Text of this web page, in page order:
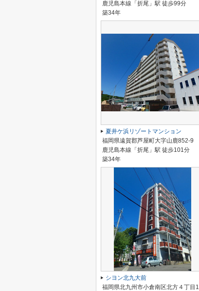
鹿児島本線「折尾」駅 徒歩99分
築34年
夏井ケ浜リゾートマンション
福岡県遠賀郡芦屋町大字山鹿852-9
鹿児島本線「折尾」駅 徒歩101分
築34年
シヨン北九大前
福岡県北九州市小倉南区北方４丁目1